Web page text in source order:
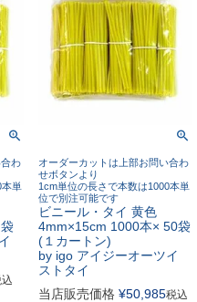
わ
単
オーダーカットは上部お問い合わ
せボタンより
1cm単位の長さで本数は1000本単
位で別注可能です
ビニール・タイ 黄色
4mm×15cm 1000本× 50袋
(１カートン)
by igo アイジーオーツイ
ストタイ
当店販売価格 ¥50,985税込